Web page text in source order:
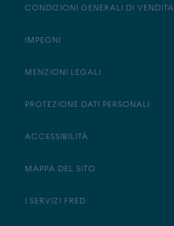
CONDIZIONI GENERALI DI VENDITA
IMPEGNI
MENZIONI LEGALI
PROTEZIONE DATI PERSONALI
ACCESSIBILITÀ
MAPPA DEL SITO
I SERVIZI FRED